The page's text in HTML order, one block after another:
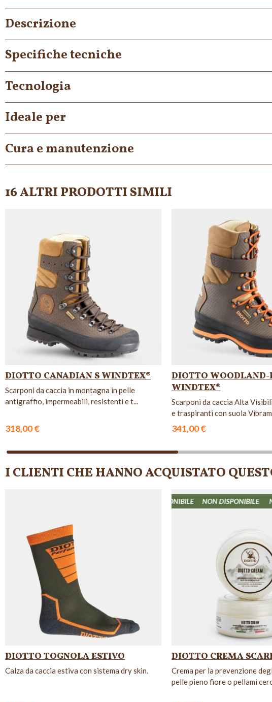
Descrizione
Specifiche tecniche
Tecnologia
Ideale per
Cura e manutenzione
16 ALTRI PRODOTTI SIMILI
DIOTTO CANADIAN S WINDTEX®
Scarponi da caccia in montagna in pelle
antigraffio, impermeabili, resistenti e t...
318,00 €
DIOTTO
WINDTEX®
Scarponi da caccia Alta
e traspiranti con suola
341,00 €
I CLIENTI CHE HANNO ACQUISTATO
DIOTTO TOGNOLA ESTIVO
Calza da caccia estiva con sistema dry skin.
NON DISPONIBILE NON
DIOTTO CREMA
Crema per la prevenzione
pelle pieno fiore o pellami